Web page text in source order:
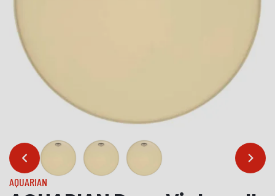
… …
AQUARIAN